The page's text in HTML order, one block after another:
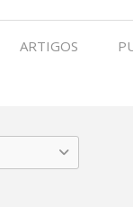
ARTIGOS